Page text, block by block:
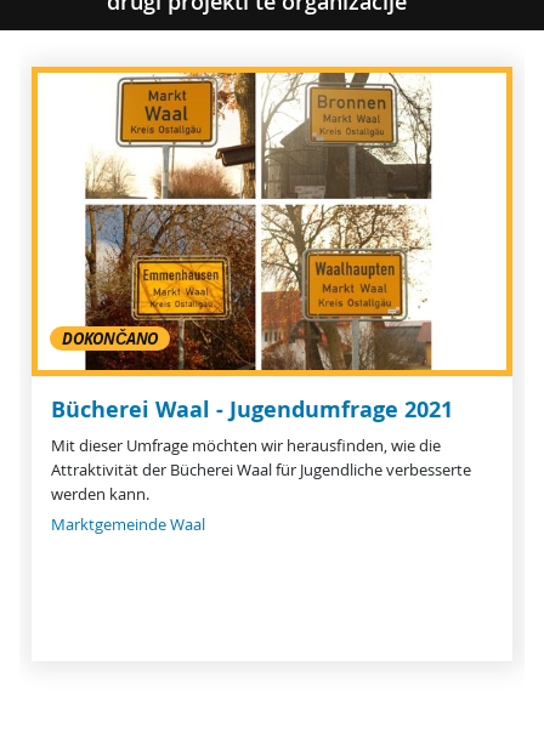
DOKONČANO
Bücherei Waal - Jugendumfrage 2021
Mit dieser Umfrage möchten wir herausfinden, wie die
Attraktivität der Bücherei Waal für Jugendliche verbesserte
werden kann.
Marktgemeinde Waal